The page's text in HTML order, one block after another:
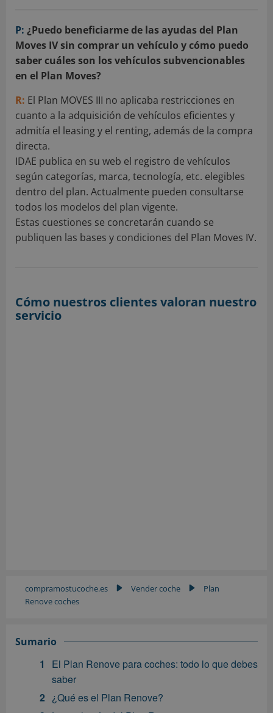
P: ¿Puedo beneficiarme de las ayudas del Plan
Moves IV sin comprar un vehículo y cómo puedo
saber cuáles son los vehículos subvencionables
en el Plan Moves?
R: El Plan MOVES III no aplicaba restricciones en
cuanto a la adquisición de vehículos eficientes y
admitía el leasing y el renting, además de la compra
directa.
IDAE publica en su web el registro de vehículos
según categorías, marca, tecnología, etc. elegibles
dentro del plan. Actualmente pueden consultarse
todos los modelos del plan vigente.
Estas cuestiones se concretarán cuando se
publiquen las bases y condiciones del Plan Moves IV.
Cómo nuestros clientes valoran nuestro
servicio
compramostucoche.es Vender coche
Plan
Renove coches
Sumario
El Plan Renove para coches: todo lo que debes
saber
¿Qué es el Plan Renove?